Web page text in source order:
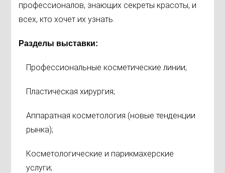
профессионалов, знающих секреты красоты, и
всех, кто хочет их узнать.
Разделы выставки:
Профессиональные косметические линии;
Пластическая хирургия;
Аппаратная косметология (новые тенденции
рынка);
Косметологические и парикмахерские
услуги;